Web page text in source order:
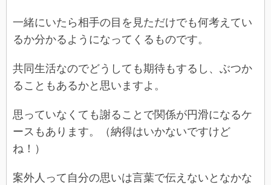
一緒にいたら相手の目を見ただけでも何考えてい
るか分かるようになってくるものです。
共同生活なのでどうしても期待もするし、ぶつか
ることもあるかと思いますよ。
思っていなくても謝ることで関係が円滑になるケ
ースもあります。（納得はいかないですけど
ね！）
案外人って自分の思いは言葉で伝えないとなかな